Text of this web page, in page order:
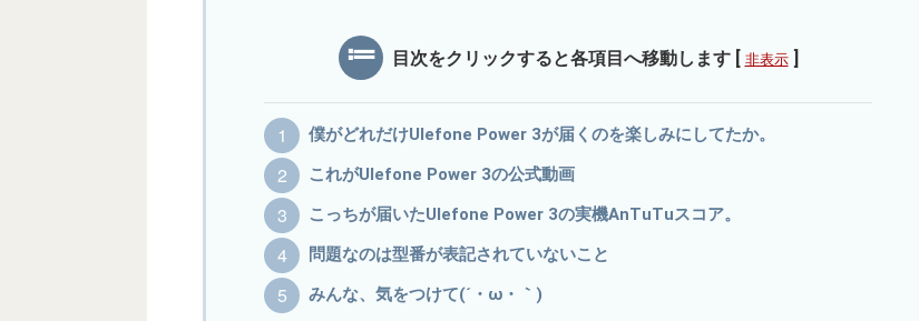
目次をクリックすると各項目へ移動します 非表示
僕がどれだけUlefone Power 3が届くのを楽しみにしてたか。
これがUlefone Power 3の公式動画
こっちが届いたUlefone Power 3の実機AnTuTuスコア。
問題なのは型番が表記されていないこと
みんな、気をつけて(´・ω・｀)